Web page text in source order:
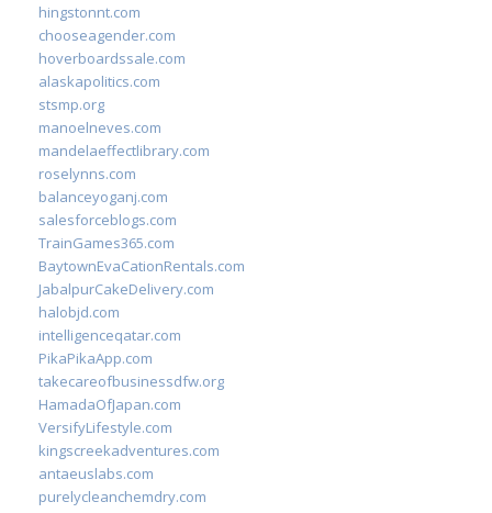
hingstonnt.com
chooseagender.com
hoverboardssale.com
alaskapolitics.com
stsmp.org
manoelneves.com
mandelaeffectlibrary.com
roselynns.com
balanceyoganj.com
salesforceblogs.com
TrainGames365.com
BaytownEvaCationRentals.com
JabalpurCakeDelivery.com
halobjd.com
intelligenceqatar.com
PikaPikaApp.com
takecareofbusinessdfw.org
HamadaOfJapan.com
VersifyLifestyle.com
kingscreekadventures.com
antaeuslabs.com
purelycleanchemdry.com